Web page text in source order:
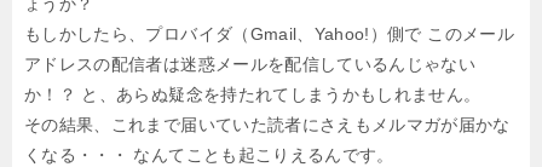
もしかしたら、プロバイダ（Gmail、Yahoo!）側で このメール
アドレスの配信者は迷惑メールを配信しているんじゃない
か！？ と、あらぬ疑念を持たれてしまうかもしれません。
その結果、これまで届いていた読者にさえもメルマガが届かな
くなる・・・
なんてことも起こりえるんです。